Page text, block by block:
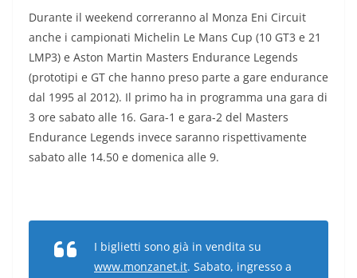
Durante il weekend correranno al Monza Eni Circuit
anche i campionati Michelin Le Mans Cup (10 GT3 e 21
LMP3) e Aston Martin Masters Endurance Legends
(prototipi e GT che hanno preso parte a gare endurance
dal 1995 al 2012). Il primo ha in programma una gara di
3 ore sabato alle 16. Gara-1 e gara-2 del Masters
Endurance Legends invece saranno rispettivamente
sabato alle 14.50 e domenica alle 9.
I biglietti sono già in vendita su
www.monzanet.it. Sabato, ingresso a